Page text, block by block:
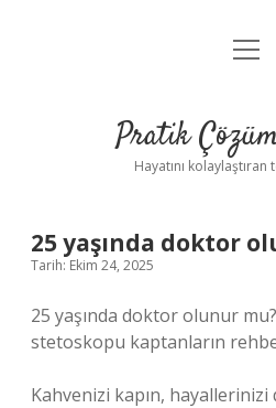
Anasayfa
Yasal
Pratik
Hayatını kolaylaştıran
25 yaşında doktor
Tarih: Ekim 24, 2025
25 yaşında doktor olunur
stetoskopu kaptanların
Kahvenizi kapın,